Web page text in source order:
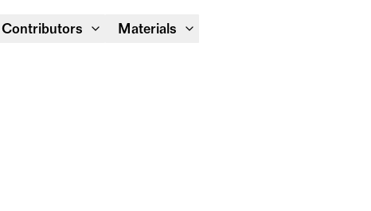
Contributors Materials